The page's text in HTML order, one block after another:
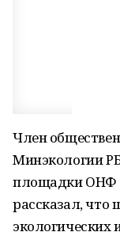
Член
Минэкологии
площадки ОНФ
рассказал,
экологических